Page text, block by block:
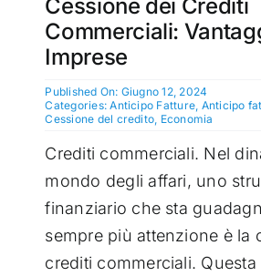
Cessione dei Crediti
Commerciali:
Imprese
Published On: Giugno 12, 2024
Categories:Anticipo Fatture Anticipo
Cessione del credito Economia
Crediti commerciali. Nel
mondo degli affari, uno
finanziario che sta
sempre più attenzione è la
crediti commerciali.